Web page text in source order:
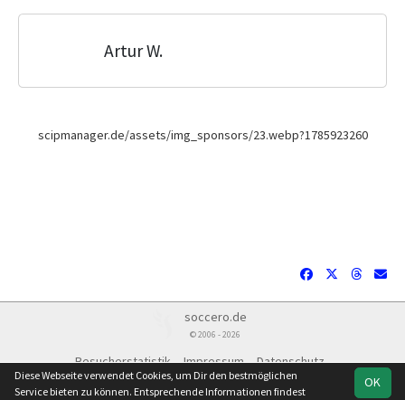
Artur W.
scipmanager.de/assets/img_sponsors/23.webp?1785923260
soccero.de
© 2006 - 2026
Besucherstatistik Impressum
Datenschutz
OK
Diese Webseite verwendet Cookies, um Dir den bestmöglichen
Service bieten zu können. Entsprechende Informationen findest